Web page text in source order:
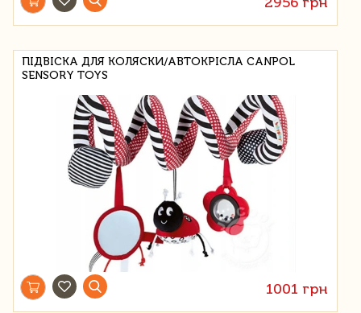
ПІДВІСКА ДЛЯ КОЛЯСКИ/АВТОКРІСЛА CANPOL
SENSORY TOYS
1001 грн